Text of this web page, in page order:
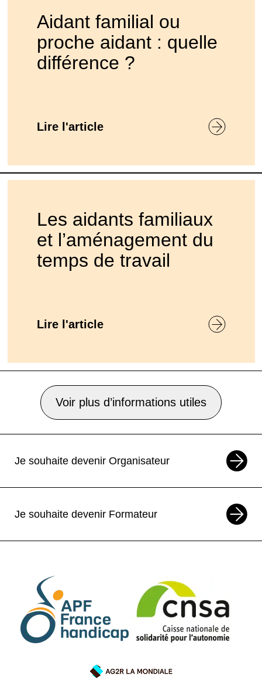
Aidant familial ou
proche aidant : quelle
différence ?
Lire l'article
Les aidants familiaux
et l’aménagement du
temps de travail
Lire l'article
Voir plus d’informations utiles
Je souhaite devenir Organisateur
Je souhaite devenir Formateur